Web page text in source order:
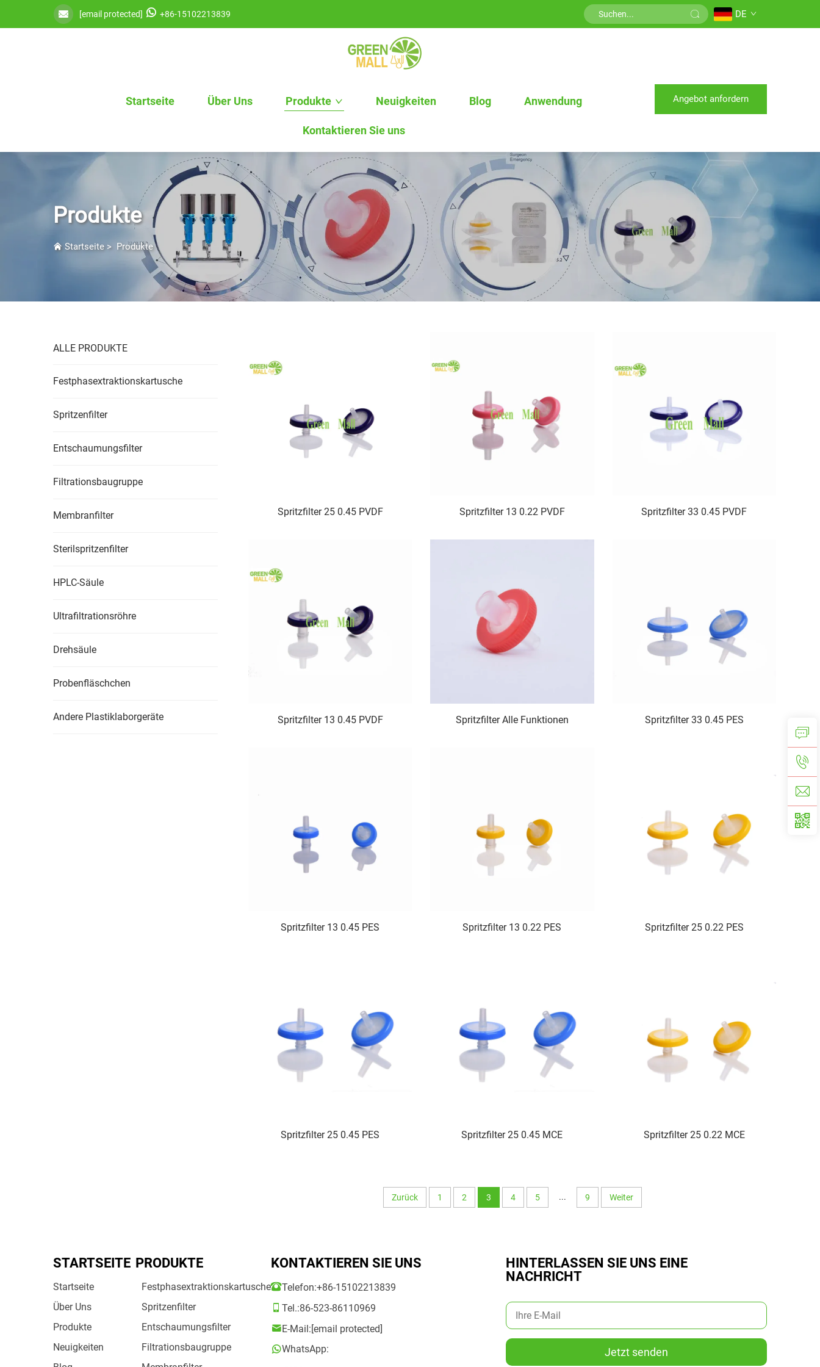
[email protected] +86-15102213839 DE
Startseite Über Uns Produkte Neuigkeiten Blog Anwendung
Kontaktieren Sie uns
Angebot anfordern
Produkte
Startseite > Produkte
ALLE PRODUKTE
Festphasextraktionskartusche
Spritzenfilter
Entschaumungsfilter
Filtrationsbaugruppe
Membranfilter
Sterilspritzenfilter
HPLC-Säule
Ultrafiltrationsröhre
Drehsäule
Probenfläschchen
Andere Plastiklaborgeräte
Spritzfilter 25 0.45 PVDF Spritzfilter 13 0.22 PVDF Spritzfilter 33 0.45 PVDF
Spritzfilter 13 0.45 PVDF Spritzfilter Alle Funktionen Spritzfilter 33 0.45 PES
Spritzfilter 13 0.45 PES Spritzfilter 13 0.22 PES Spritzfilter 25 0.22 PES
Spritzfilter 25 0.45 PES Spritzfilter 25 0.45 MCE Spritzfilter 25 0.22 MCE
Zurück 1 2 3 4 5 ... 9 Weiter
STARTSEITE
Startseite
Über Uns
Produkte
Neuigkeiten
PRODUKTE
Festphasextraktionskartusche
Spritzenfilter
Entschaumungsfilter
Filtrationsbaugruppe
KONTAKTIEREN SIE UNS
Telefon:+86-15102213839
Tel.:86-523-86110969
E-Mail:[email protected]
WhatsApp:
HINTERLASSEN SIE UNS EINE
NACHRICHT
Jetzt senden